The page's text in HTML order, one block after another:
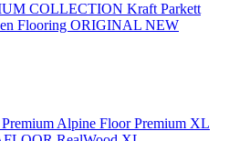
COLLECTION Kraft Parkett
Flooring ORIGINAL NEW
Alpine Floor Premium XL